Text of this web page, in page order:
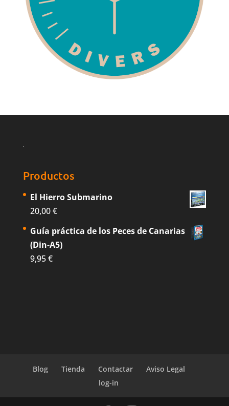
Productos
El Hierro Submarino
20,00€
Guía práctica de los Peces de Canarias
(Din-A5)
9,95€
Blog Tienda Contactar
Aviso Legal
log-in